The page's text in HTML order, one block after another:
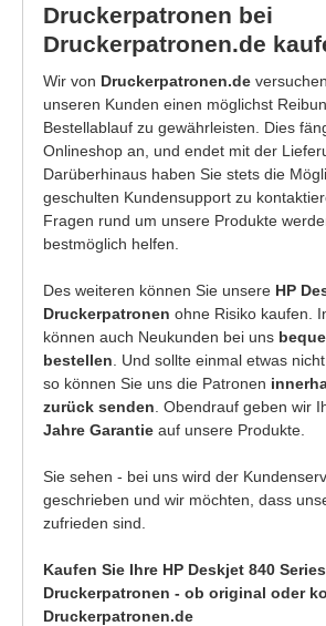
Druckerpatronen bei
Druckerpatronen.de
Wir von Druckerpatronen.de
unseren Kunden einen möglichst
Bestellablauf zu gewährleisten. Dies
Onlineshop an, und endet mit der
Darüberhinaus haben Sie stets die
geschulten Kundensupport zu
Fragen rund um unsere Produkte
bestmöglich helfen.
Des weiteren können Sie unsere HP
Druckerpatronen ohne Risiko kaufen.
können auch Neukunden bei uns
bestellen . Und sollte einmal etwas
so können Sie uns die Patronen
zurück senden . Obendrauf geben wir
Jahre Garantie auf unsere Produkte.
Sie sehen - bei uns wird der
geschrieben und wir möchten, dass
zufrieden sind.
Kaufen Sie Ihre HP Deskjet 840 Series
Druckerpatronen - ob original oder
Druckerpatronen.de